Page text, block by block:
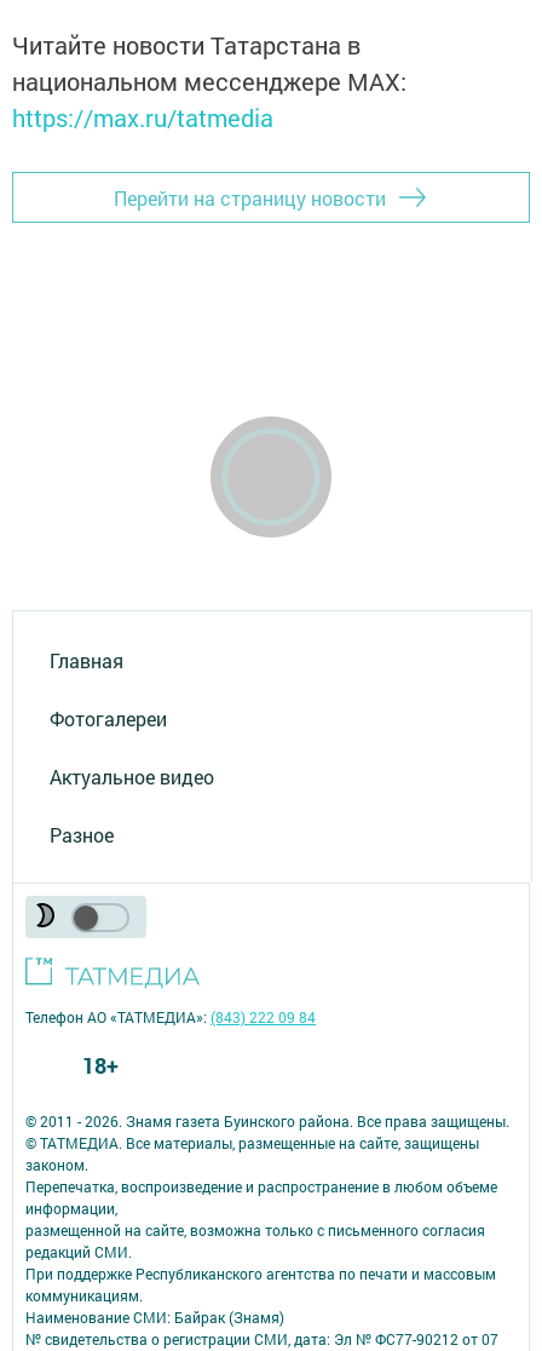
Читайте новости Татарстана в
национальном мессенджере MАХ:
https://max.ru/tatmedia
Перейти на страницу новости
Главная
Фотогалереи
Актуальное видео
Разное
© 2011 - 2026. Знамя газета Буинского района. Все права защищены.
© ТАТМЕДИА. Все материалы, размещенные на сайте, защищены
законом.
Перепечатка, воспроизведение и распространение в любом объеме
информации,
размещенной на сайте, возможна только с письменного согласия
редакций СМИ.
При поддержке Республиканского агентства по печати и массовым
коммуникациям.
Наименование СМИ: Байрак (Знамя)
№ свидетельства о регистрации СМИ, дата: Эл № ФС77-90212 от 07
Телефон АО «ТАТМЕДИА»:(843) 222 09 84
18+